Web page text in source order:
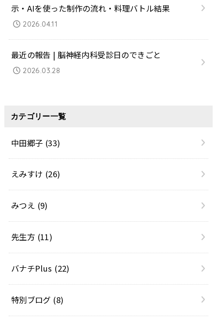
示・AIを使った制作の流れ・料理バトル結果
2026.04.11
最近の報告 | 脳神経内科受診日のできごと
2026.03.28
カテゴリー一覧
中田郷子 (33)
えみすけ (26)
みつえ (9)
先生方 (11)
バナチPlus (22)
特別ブログ (8)